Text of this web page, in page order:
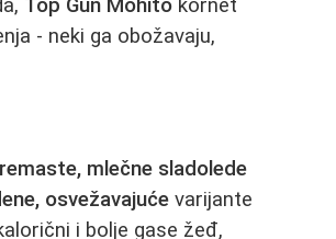
Top Gun Mohito kornet
- neki ga obožavaju,
mlečne sladolede
osvežavajuće varijante
i bolje gase žeđ,